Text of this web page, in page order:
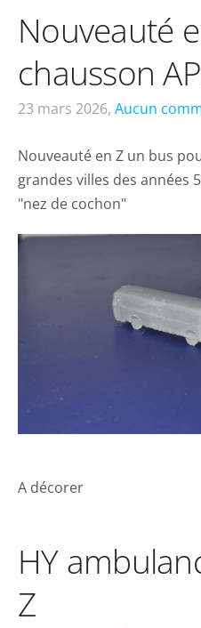
Nouveauté
chausson
23 mars 2026, Aucun
Nouveauté en Z un bus
grandes villes des années
"nez de cochon"
A décorer
HY
Z